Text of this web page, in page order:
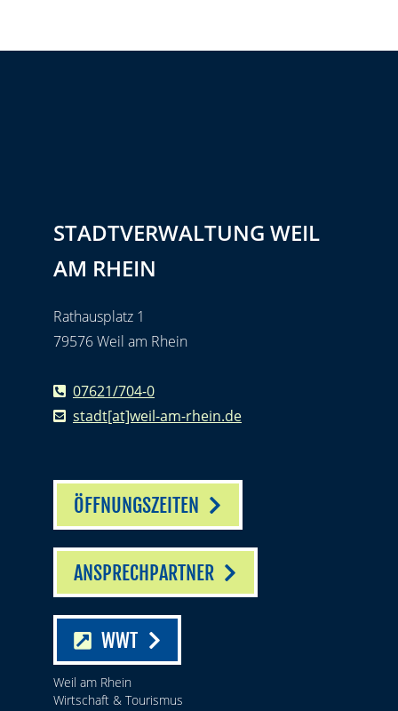
STADTVERWALTUNG WEIL
AM RHEIN
Rathausplatz 1
79576 Weil am Rhein
07621/704-0
stadt[at]weil-am-rhein.de
ÖFFNUNGSZEITEN
ANSPRECHPARTNER
WWT
Weil am Rhein
Wirtschaft & Tourismus